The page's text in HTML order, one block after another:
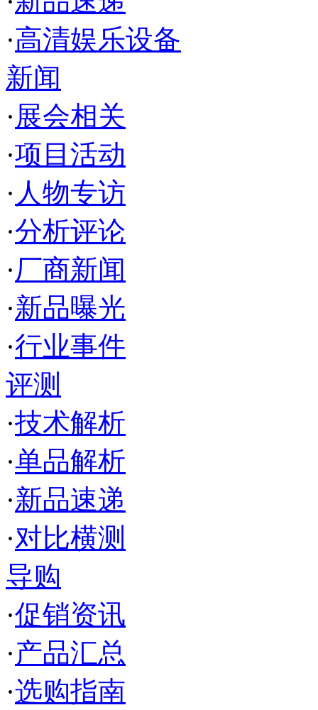
·高清娱乐设备
新闻
·展会相关
·项目活动
· 人物专访
·分析评论
·厂商新闻
·新品曝光
·行业事件
评测
·技术解析
·单品解析
·新品速递
·对比横测
导购
·促销资讯
·产品汇总
·选购指南